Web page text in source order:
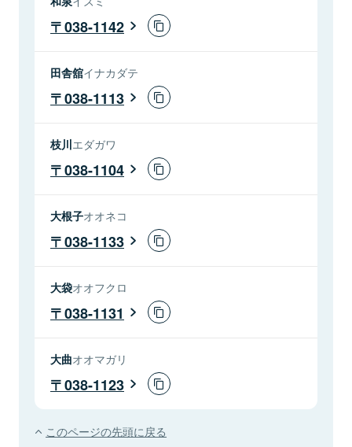
038-1142
田舎舘イナカダテ
038-1113
枝川エダガワ
038-1104
大根子オオネコ
038-1133
大袋オオフクロ
038-1131
大曲オオマガリ
038-1123
このページの先頭に戻る